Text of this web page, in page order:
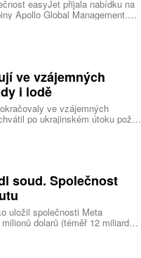
easyJet přijala nabídku na
Apollo Global Management.
liber, tedy přibližně 162
ve vzájemných
i lodě
ve vzájemných
po ukrajinském útoku požár
prodejce Wildberries.
na síti Telegram.
soud. Společnost
uložil společnosti Meta
dolarů (téměř 12 miliard
a Instagram působí
ověřování věku.